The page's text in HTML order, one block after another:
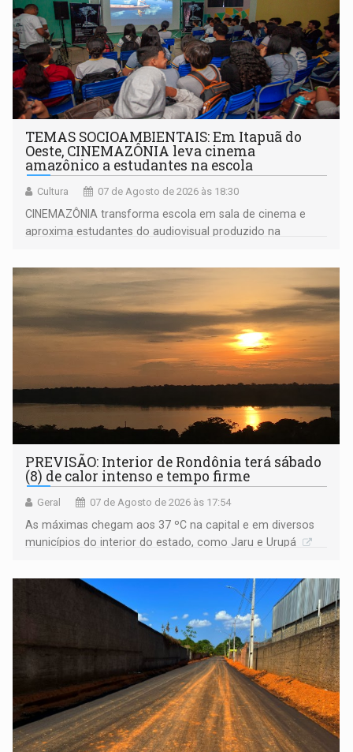
TEMAS SOCIOAMBIENTAIS: Em Itapuã do
Oeste, CINEMAZÔNIA leva cinema
amazônico a estudantes na escola
Cultura 07 de Agosto de 2026 às 18:30
CINEMAZÔNIA transforma escola em sala de cinema e
aproxima estudantes do audiovisual produzido na
PREVISÃO: Interior de Rondônia terá sábado
(8) de calor intenso e tempo firme
Geral 07 de Agosto de 2026 às 17:54
As máximas chegam aos 37 ºC na capital e em diversos
municípios do interior do estado, como Jaru e Urupá